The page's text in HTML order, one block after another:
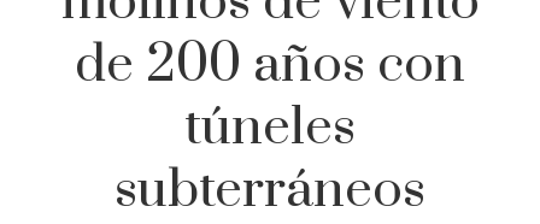
de 200 años con
túneles
subterráneos